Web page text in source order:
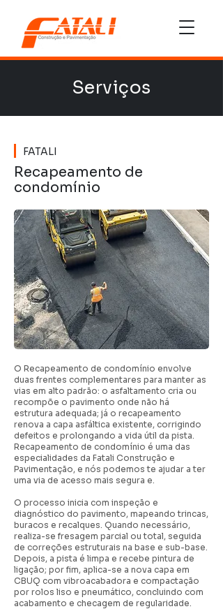
Serviços
FATALI
Recapeamento de
condomínio
O Recapeamento de condomínio envolve
duas frentes complementares para manter as
vias em alto padrão: o asfaltamento cria ou
recompõe o pavimento onde não há
estrutura adequada; já o recapeamento
renova a capa asfáltica existente, corrigindo
defeitos e prolongando a vida útil da pista.
Recapeamento de condomínio é uma das
especialidades da Fatali Construção e
Pavimentação, e nós podemos te ajudar a ter
uma via de acesso mais segura e.
O processo inicia com inspeção e
diagnóstico do pavimento, mapeando trincas,
buracos e recalques. Quando necessário,
realiza-se fresagem parcial ou total, seguida
de correções estruturais na base e sub-base.
Depois, a pista é limpa e recebe pintura de
ligação; por fim, aplica-se a nova capa em
CBUQ com vibroacabadora e compactação
por rolos liso e pneumático, concluindo com
acabamento e checagem de regularidade.